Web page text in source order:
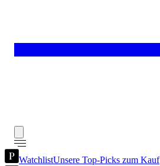
WatchlistUnsere Top-Picks zum Kauf